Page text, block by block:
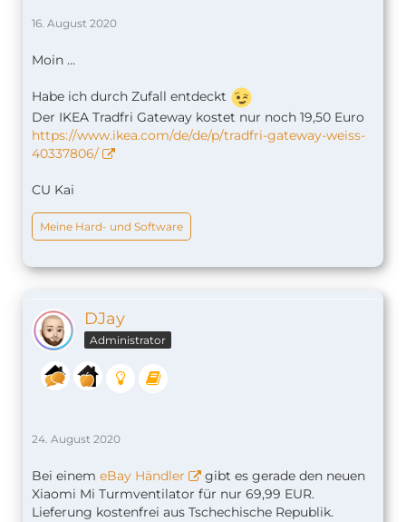
16. August 2020
Moin ...
Habe ich durch Zufall entdeckt
Der IKEA Tradfri Gateway kostet nur noch 19,50 Euro
https://www.ikea.com/de/de/p/tradfri-gateway-weiss-
40337806/
CU Kai
Meine Hard- und Software
DJay
Administrator
24. August 2020
Bei einem eBay Händler
gibt es gerade den neuen
Xiaomi Mi Turmventilator für nur 69,99 EUR.
Lieferung kostenfrei aus Tschechische Republik.